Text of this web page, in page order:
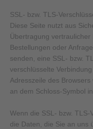
SSL- bzw. TLS-
Diese Seite nutzt aus
Übertragung vertraulicher
Bestellungen oder
senden, eine SSL- bzw.
verschlüsselte
Adresszeile des Browsers
an dem Schloss-Symbol
Wenn die SSL- bzw.
die Daten, die Sie an uns